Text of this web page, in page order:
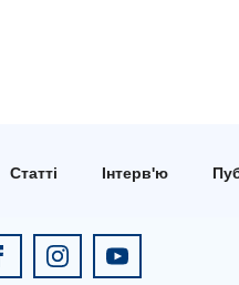
Статті Інтерв'ю